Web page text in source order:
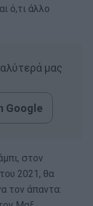
ό,τι άλλο
μας
Google
στον
2021, θα
τον άπαντα: